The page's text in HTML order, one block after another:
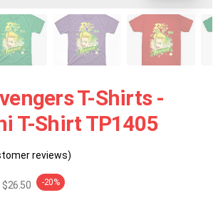
T-Shirts -
T-Shirt TP1405
reviews)
$26.50 -20%